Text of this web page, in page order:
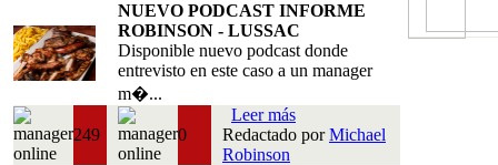
NUEVO PODCAST INFORME
ROBINSON - LUSSAC
Disponible nuevo podcast donde
entrevisto en este caso a un manager
m�...
249 0
Leer más
Redactado porMichael
Robinson